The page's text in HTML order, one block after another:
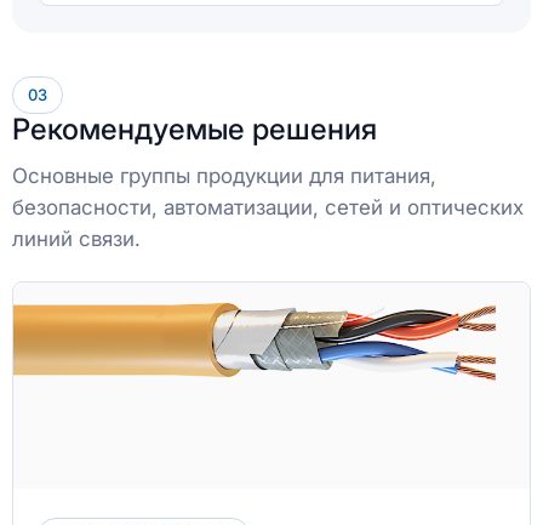
03
Рекомендуемые решения
Основные группы продукции для питания,
безопасности, автоматизации, сетей и оптических
линий связи.